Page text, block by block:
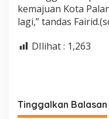
kemajuan Kota
lagi,” tandas
DIlihat : 1,263
Tinggalkan Balasan